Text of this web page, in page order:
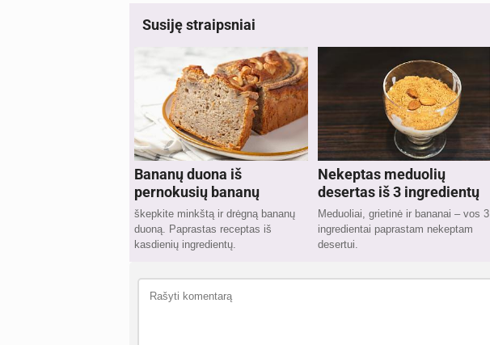
Susiję straipsniai
Bananų duona iš
pernokusių bananų
škepkite minkštą ir drėgną bananų
duoną. Paprastas receptas iš
kasdienių ingredientų.
Nekeptas meduolių
desertas iš 3 ingredientų
Meduoliai, grietinė ir bananai – vos 3
ingredientai paprastam nekeptam
desertui.